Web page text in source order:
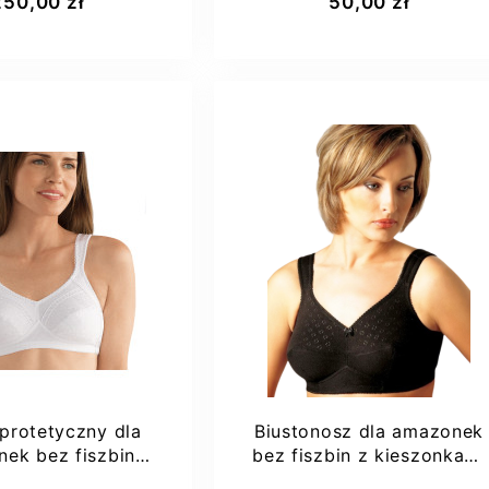
70AA
dla
bez fiszbin
Biustonosz dla amazonek
bez fiszbin z kieszonkami